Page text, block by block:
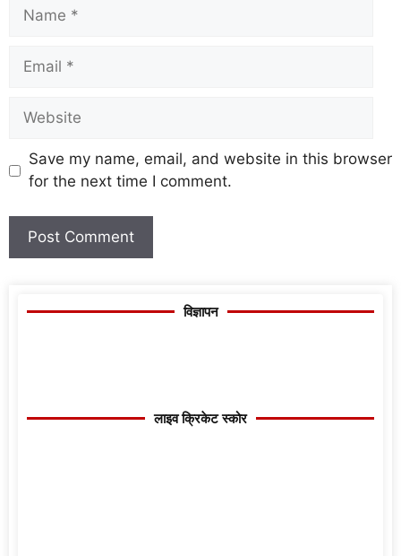
Save my name, email, and website in this browser
for the next time I comment.
विज्ञापन
लाइव क्रिकेट स्कोर